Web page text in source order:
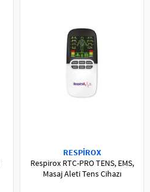
RESPİROX
Respirox RTC-PRO TENS, EMS,
Masaj Aleti Tens Cihazı